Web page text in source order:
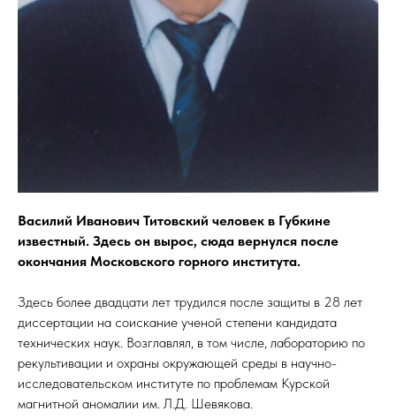
Василий Иванович Титовский человек в Губкине
известный. Здесь он вырос, сюда вернулся после
окончания Московского горного института.
Здесь более двадцати лет трудился после защиты в 28 лет
диссертации на соискание ученой степени кандидата
технических наук. Возглавлял, в том числе, лабораторию по
рекультивации и охраны окружающей среды в научно-
исследовательском институте по проблемам Курской
магнитной аномалии им. Л.Д. Шевякова.